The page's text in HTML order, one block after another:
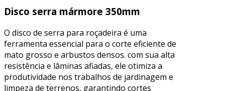
Disco serra mármore 350mm
O disco de serra para roçadeira é uma
ferramenta essencial para o corte eficiente de
mato grosso e arbustos densos. com sua alta
resistência e lâminas afiadas, ele otimiza a
produtividade nos trabalhos de jardinagem e
limpeza de terrenos, garantindo cortes